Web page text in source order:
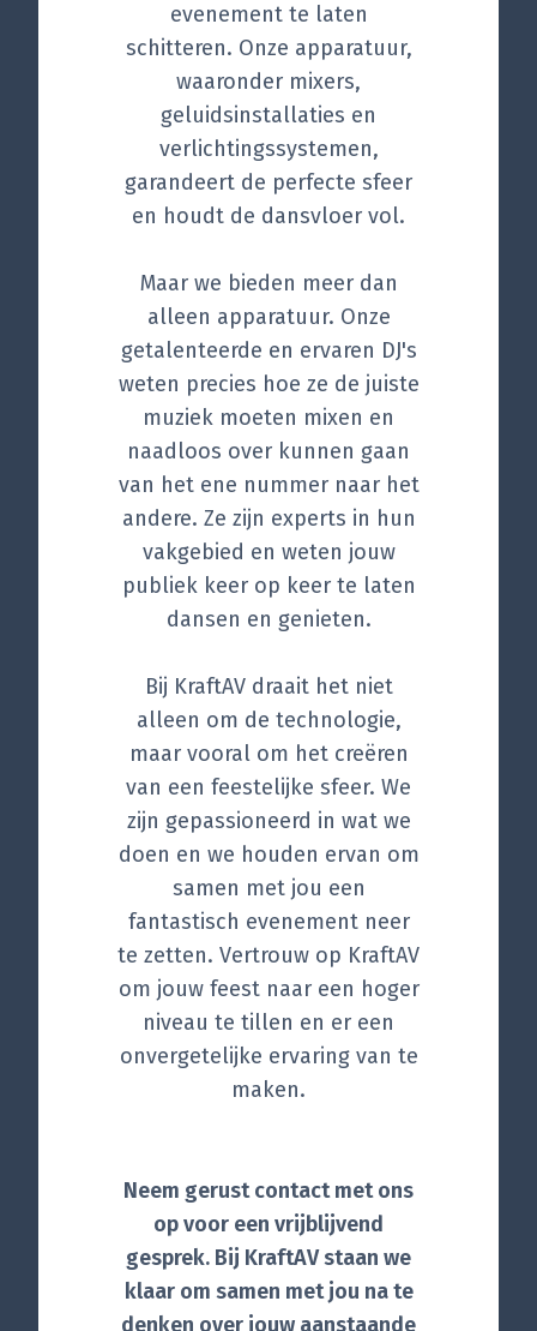
evenement te laten
schitteren. Onze apparatuur,
waaronder mixers,
geluidsinstallaties en
verlichtingssystemen,
garandeert de perfecte sfeer
en houdt de dansvloer vol.
Maar we bieden meer dan
alleen apparatuur. Onze
getalenteerde en ervaren DJ's
weten precies hoe ze de juiste
muziek moeten mixen en
naadloos over kunnen gaan
van het ene nummer naar het
andere. Ze zijn experts in hun
vakgebied en weten jouw
publiek keer op keer te laten
dansen en genieten.
Bij KraftAV draait het niet
alleen om de technologie,
maar vooral om het creëren
van een feestelijke sfeer. We
zijn gepassioneerd in wat we
doen en we houden ervan om
samen met jou een
fantastisch evenement neer
te zetten. Vertrouw op KraftAV
om jouw feest naar een hoger
niveau te tillen en er een
onvergetelijke ervaring van te
maken.
Neem gerust contact met ons
op voor een vrijblijvend
gesprek. Bij KraftAV staan we
klaar om samen met jou na te
denken over jouw aanstaande